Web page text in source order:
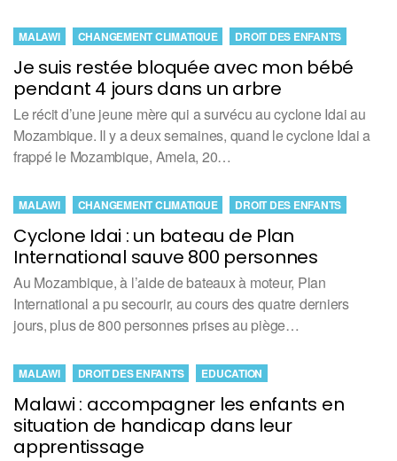
Je suis restée bloquée avec mon bébé
pendant 4 jours dans un arbre
MALAWI CHANGEMENT CLIMATIQUE DROIT DES ENFANTS
Le récit d’une jeune mère qui a survécu au cyclone Idai au
Mozambique. Il y a deux semaines, quand le cyclone Idai a
frappé le Mozambique, Amela, 20…
Cyclone Idai : un bateau de Plan
International sauve 800 personnes
MALAWI CHANGEMENT CLIMATIQUE DROIT DES ENFANTS
Au Mozambique, à l’aide de bateaux à moteur, Plan
International a pu secourir, au cours des quatre derniers
jours, plus de 800 personnes prises au piège…
Malawi : accompagner les enfants en
situation de handicap dans leur
apprentissage
MALAWI DROIT DES ENFANTS EDUCATION